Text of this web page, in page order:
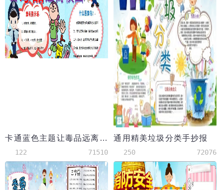
卡通蓝色主题让毒品远离学校
122 71510
通用精美垃圾分类手抄报
250 72076